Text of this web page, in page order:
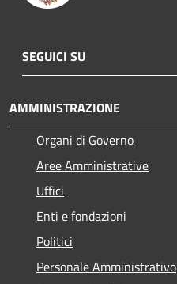
SEGUICI SU
AMMINISTRAZIONE
Organi di Governo
Aree Amministrative
Uffici
Enti e fondazioni
Politici
Personale Amministrativo